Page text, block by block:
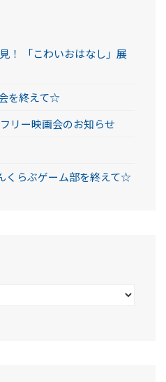
！ 「こわいおはなし」展
を終えて☆
リー映画会のお知らせ
くらぶゲーム部を終えて☆